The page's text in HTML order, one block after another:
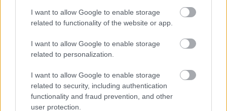
I want to allow Google to enable storage
related to functionality of the website or app.
I want to allow Google to enable storage
related to personalization.
I want to allow Google to enable storage
related to security, including authentication
functionality and fraud prevention, and other
user protection.